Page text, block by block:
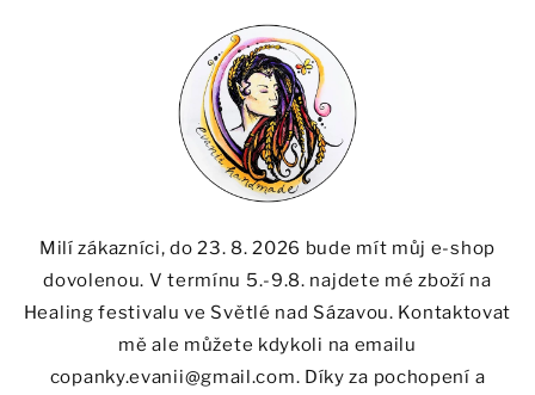
Milí zákazníci, do 23. 8. 2026 bude mít můj e-shop
dovolenou. V termínu 5.-9.8. najdete mé zboží na
Healing festivalu ve Světlé nad Sázavou. Kontaktovat
mě ale můžete kdykoli na emailu
copanky.evanii@gmail.com. Díky za pochopení a